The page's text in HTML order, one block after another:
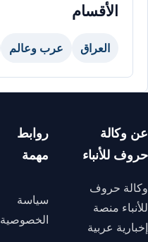
الأقسام
العراق عرب وعالم
عن وكالة
حروف للأنباء
وكالة حروف
للأنباء منصة
إخبارية عربية
روابط
مهمة
سياسة
الخصوصية